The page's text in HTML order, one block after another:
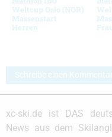
Weltcup Oslo (NOR)
Massenstart
Herren
Schreibe einen Kommentar
xc-ski.de ist DAS
News aus dem